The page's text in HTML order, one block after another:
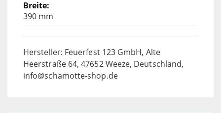
390 mm
Hersteller: Feuerfest 123 GmbH, Alte
Heerstraße 64, 47652 Weeze, Deutschland,
info@schamotte-shop.de